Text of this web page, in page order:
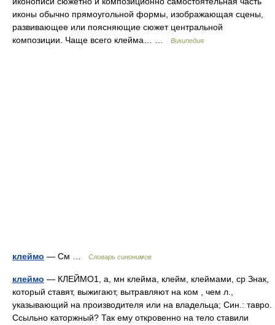
иконы обычно прямоугольной формы, изображающая сцены,
развивающее или поясняющие сюжет центральной
композиции. Чаще всего клейма… …
Википедия
клеймо — См … Словарь синонимов
клеймо — КЛЕЙМО1, а, мн клейма, клейм, клеймами, ср Знак,
который ставят, выжигают, вытравляют на ком , чем л.,
указывающий на производителя или на владельца; Син.: тавро.
Ссыльно каторжный? Так ему откровенно на тело ставили